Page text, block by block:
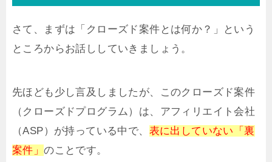
さて、まずは「クローズド案件とは何か？」という
ところからお話ししていきましょう。
先ほども少し言及しましたが、このクローズド案件
（クローズドプログラム）は、アフィリエイト会社
（ASP）が持っている中で、 表に出していない「裏
案件」のことです。